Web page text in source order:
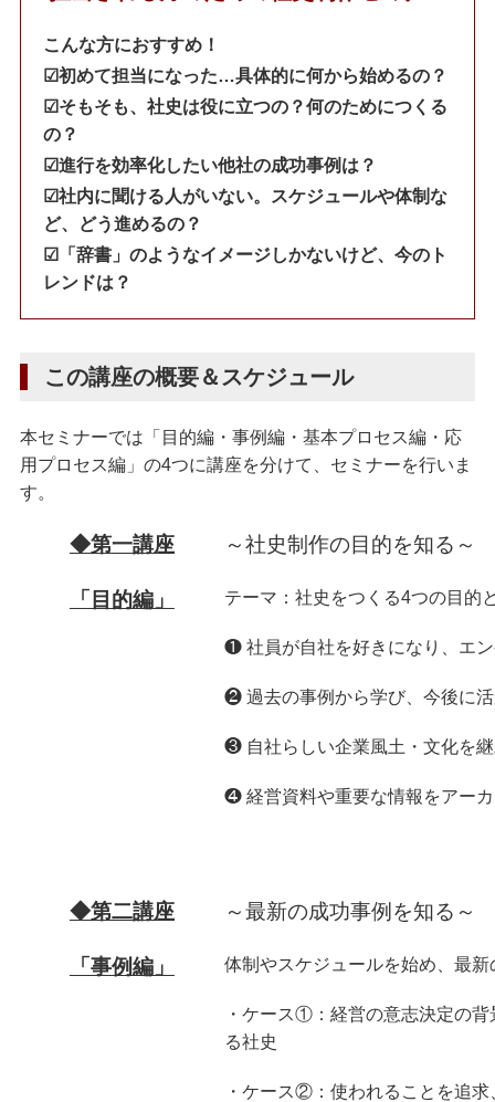
こんな方におすすめ！
☑︎初めて担当になった…具体的に何から始めるの？
☑︎そもそも、社史は役に立つの？何のためにつくる
の？
☑︎進行を効率化したい他社の成功事例は？
☑︎社内に聞ける人がいない。スケジュールや体制な
ど、どう進めるの？
☑︎「辞書」のようなイメージしかないけど、今のト
レンドは？
この講座の概要＆スケジュール
本セミナーでは「目的編・事例編・基本プロセス編・応
用プロセス編」の4つに講座を分けて、セミナーを行いま
す。
◆第一講座
「目的編」
～社史制作の目的を知る～
テーマ：社史をつくる4つの目的
❶ 社員が自社を好きになり、エ
❷ 過去の事例から学び、今後に
❸ 自社らしい企業風土・文化を
❹ 経営資料や重要な情報をアー
◆第二講座
「事例編」
～最新の成功事例を知る～
体制やスケジュールを始め、最
・ケース①：経営の意志決定の
る社史
・ケース②：使われることを追